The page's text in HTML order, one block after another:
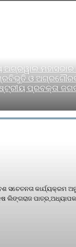
ଅଗ୍ରୱାଲ ମହାସଭାର
ଓ
ପ୍ରବକ୍ତା
ସଚେତନତା କାର୍ଯ୍ୟକ୍ରମ
ଲିଙ୍ଗରାଜ ପାତ୍ର,ଅଧ୍ୟାପକ